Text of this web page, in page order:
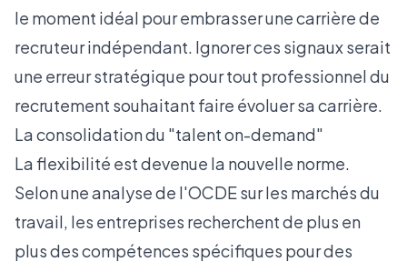
le moment idéal pour embrasser une carrière de
recruteur indépendant. Ignorer ces signaux serait
une erreur stratégique pour tout professionnel du
recrutement souhaitant faire évoluer sa carrière.
La consolidation du "talent on-demand"
La flexibilité est devenue la nouvelle norme.
Selon uneanalyse de l'OCDE sur les marchés du
travail, les entreprises recherchent de plus en
plus des compétences spécifiques pour des